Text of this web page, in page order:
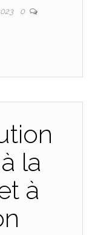
0
la
à